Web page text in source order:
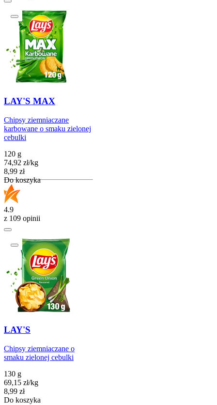
LAY'S MAX
Chipsy ziemniaczane
karbowane o smaku zielonej
cebulki
120 g
74,92 zł/kg
Cena
8,99 zł
Do koszyka
4.9
z 109 opinii
LAY'S
Chipsy ziemniaczane o
smaku zielonej cebulki
130 g
69,15 zł/kg
Cena
8,99 zł
Do koszyka